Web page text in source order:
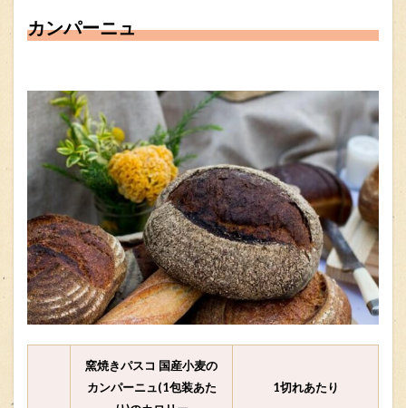
カンパーニュ
窯焼きパスコ 国産小麦の
カンパーニュ(1包装あた
1切れあたり